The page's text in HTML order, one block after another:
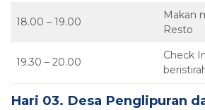
18.00 – 19.00
Makan
Resto
19.30 – 20.00
Check
Hari 03. Desa Penglipuran